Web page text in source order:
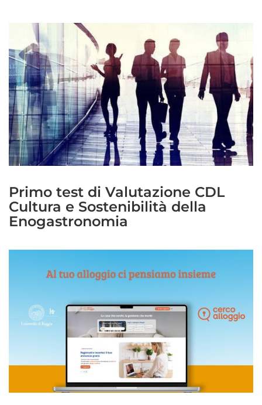
Primo test di Valutazione CDL
Cultura e Sostenibilità della
Enogastronomia